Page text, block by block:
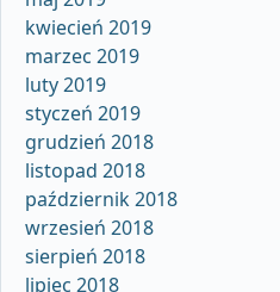
kwiecień 2019
marzec 2019
luty 2019
styczeń 2019
grudzień 2018
listopad 2018
październik 2018
wrzesień 2018
sierpień 2018
lipiec 2018